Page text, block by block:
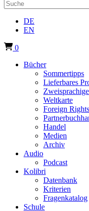
DE
EN
0
Bücher
Sommertipps
Lieferbares
Weltkarte
Foreign Rights
Handel
Medien
Archiv
Audio
Podcast
Kolibri
Datenbank
Kriterien
Fragenkatalog
Schule